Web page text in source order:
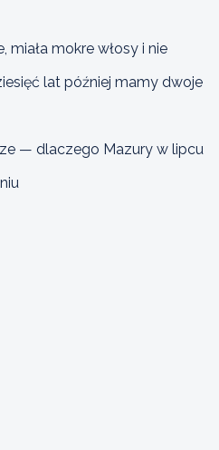
miała mokre włosy i nie
lat później mamy dwoje
— dlaczego Mazury w lipcu